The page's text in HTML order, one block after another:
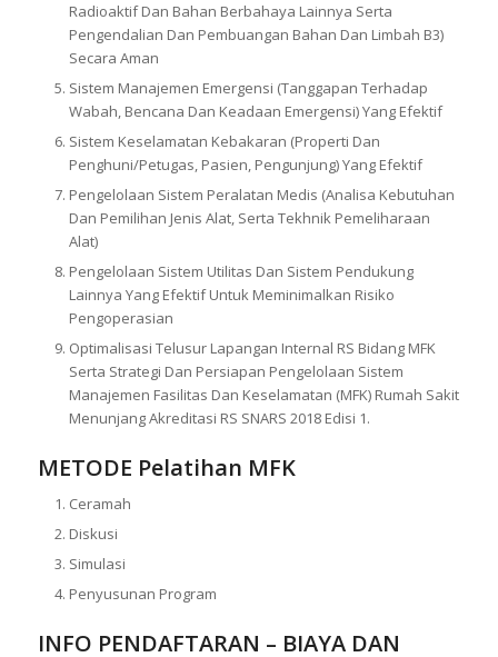
Radioaktif Dan Bahan Berbahaya Lainnya Serta
Pengendalian Dan Pembuangan Bahan Dan Limbah B3)
Secara Aman
Sistem Manajemen Emergensi (Tanggapan Terhadap
Wabah, Bencana Dan Keadaan Emergensi) Yang Efektif
Sistem Keselamatan Kebakaran (Properti Dan
Penghuni/Petugas, Pasien, Pengunjung) Yang Efektif
Pengelolaan Sistem Peralatan Medis (Analisa Kebutuhan
Dan Pemilihan Jenis Alat, Serta Tekhnik Pemeliharaan
Alat)
Pengelolaan Sistem Utilitas Dan Sistem Pendukung
Lainnya Yang Efektif Untuk Meminimalkan Risiko
Pengoperasian
Optimalisasi Telusur Lapangan Internal RS Bidang MFK
Serta Strategi Dan Persiapan Pengelolaan Sistem
Manajemen Fasilitas Dan Keselamatan (MFK) Rumah Sakit
Menunjang Akreditasi RS SNARS 2018 Edisi 1.
METODE Pelatihan MFK
Ceramah
Diskusi
Simulasi
Penyusunan Program
INFO PENDAFTARAN – BIAYA DAN